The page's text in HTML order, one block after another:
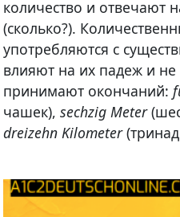
количество и отвечают
(сколько?).
употребляются с
влияют на их падеж и не
принимают окончаний:
чашек), sechzig Meter
dreizehn Kilometer